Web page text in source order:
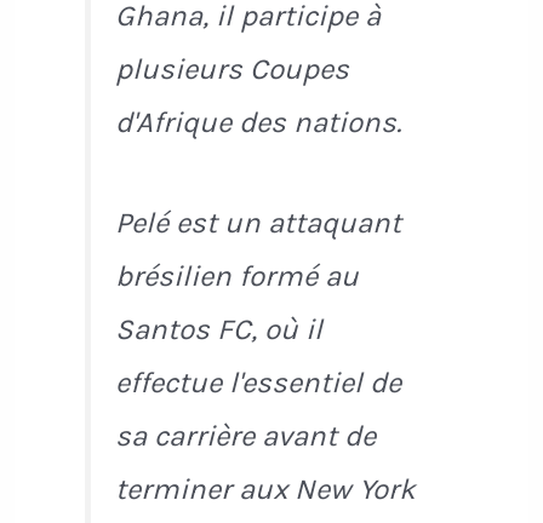
Ghana, il participe à
plusieurs Coupes
d'Afrique des nations.
Pelé est un attaquant
brésilien formé au
Santos FC, où il
effectue l'essentiel de
sa carrière avant de
terminer aux New York